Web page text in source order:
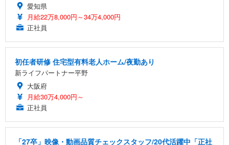
愛知県
月給22万8,000円～34万4,000円
正社員
初任者研修 住宅型有料老人ホーム/夜勤あり
新ライフパートナー平野
大阪府
月給30万4,000円～
正社員
「27卒」映像・動画品質チェックスタッフ/20代活躍中「正社